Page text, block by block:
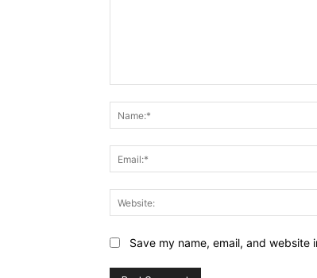
Save my name, email, and